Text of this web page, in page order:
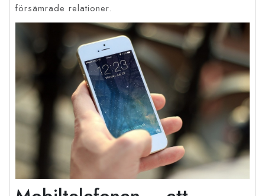
försämrade relationer.